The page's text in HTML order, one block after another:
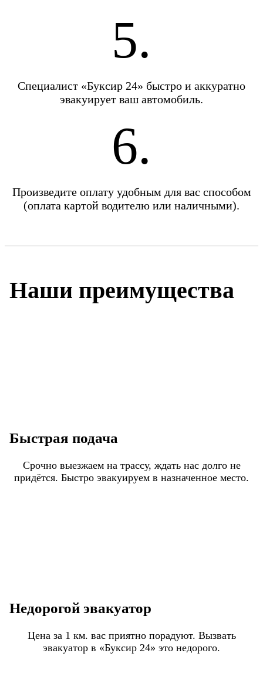
5.
Специалист «Буксир 24» быстро и аккуратно
эвакуирует ваш автомобиль.
6.
Произведите оплату удобным для вас способом
(оплата картой водителю или наличными).
Наши преимущества
Быстрая подача
Срочно выезжаем на трассу, ждать нас долго не
придётся. Быстро эвакуируем в назначенное место.
Недорогой эвакуатор
Цена за 1 км. вас приятно порадуют. Вызвать
эвакуатор в «Буксир 24» это недорого.